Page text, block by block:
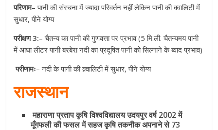
परिणाम– पानी की संरचना में ज्यादा परिवर्तन नहीं लेकिन पानी की क्वालिटी में
सुधार, पीने योग्य
परीक्षण 3:– चैतन्य का पानी की गुणवत्ता पर प्रभाव (5 मि.ली. चैतन्यमय पानी
में आधा लीटर पानी बरबेरा नदी का प्रदूषित पानी को सिल्नाने के ब्वाद प्रभाव)
परीणामः– नदी के पानी की क़्वालिटी में सुधार, पीने योग्य
राजस्थान
महाराणा प्रताप कृषि विश्वविद्यालय उदयपुर वर्ष 2002 में
मूँगफली की फसल में सहज कृषि तकनीक अपनाने से 73